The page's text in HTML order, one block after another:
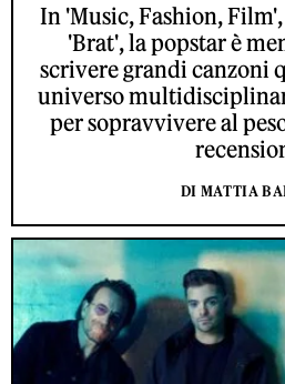
In 'Music, Fashion,
'Brat', la popstar è
scrivere grandi canzoni
universo
per sopravvivere al
DI MATTIA